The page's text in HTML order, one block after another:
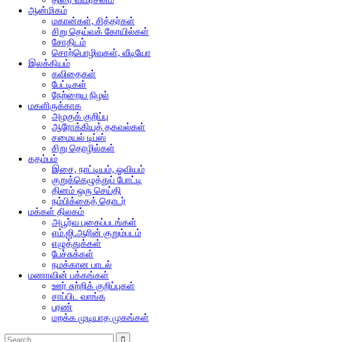
ஆன்மிகம்
மகான்கள், சித்தர்கள்
சிறு தெய்வக் கோயில்கள்
சோதிடம்
சொற்பொழிவுகள், வீடியோ
இலக்கியம்
கவிதைகள்
பேட்டிகள்
நேற்றைய நிழல்
மகளிருக்காக
அழகுக் குறிப்பு
ஆரோக்கியத் தகவல்கள்
சமையல் டிப்ஸ்
சிறு தொழில்கள்
கதம்பம்
இசை, நாட்டியம், ஓவியம்
குறுக்கெழுத்துப் போட்டி
தினம் ஒரு செய்தி
நம்பிக்கைத் தொடர்
மக்கள் திலகம்
அபூர்வ புகைப்படங்கள்
எம்.ஜி.ஆரின் குறும்படம்
எழுத்துக்கள்
பேச்சுக்கள்
நமக்கான பாடல்
மணாவின் பக்கங்கள்
ஊர் சுற்றிக் குறிப்புகள்
சாப்பிட வாங்க
பரண்
மறக்க முடியாத முகங்கள்